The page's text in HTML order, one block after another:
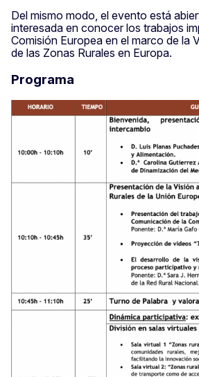
Del mismo modo, el evento está
interesada en conocer los trabajos
Comisión Europea en el marco de la
de las Zonas Rurales en Europa.
Programa